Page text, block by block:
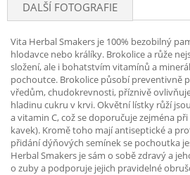
DALŠÍ FOTOGRAFIE
Vita Herbal Smakers je 100% bezobilný
hlodavce nebo králíky. Brokolice a růže
složení, ale i bohatstvím vitamínů a
pochoutce. Brokolice působí preventivně
vředům, chudokrevnosti, příznivě
hladinu cukru v krvi. Okvětní lístky růží
a vitamin C, což se doporučuje zejména
kavek). Kromě toho mají antiseptické a
přidání dýňových semínek se pochoutka
Herbal Smakers je sám o sobě zdravý a
o zuby a podporuje jejich pravidelné